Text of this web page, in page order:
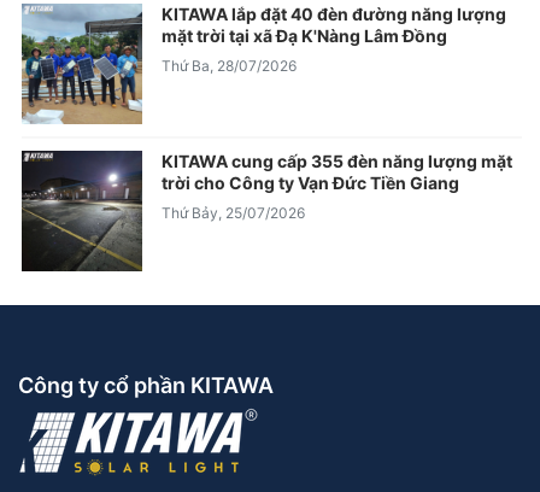
KITAWA lắp đặt 40 đèn đường năng lượng
mặt trời tại xã Đạ K'Nàng Lâm Đồng
Thứ Ba, 28/07/2026
KITAWA cung cấp 355 đèn năng lượng mặt
trời cho Công ty Vạn Đức Tiền Giang
Thứ Bảy, 25/07/2026
Công ty cổ phần KITAWA